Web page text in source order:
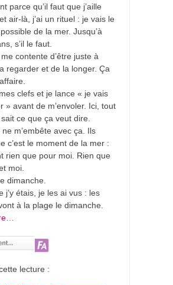
parce qu’il faut que j’aille
air-là, j’ai un rituel : je vais le
de la mer. Jusqu’à
s’il le faut.
contente d’être juste à
regarder et de la longer. Ça
clefs et je lance « je vais
» avant de m’envoler. Ici, tout
ce que ça veut dire.
m’embête avec ça. Ils
c’est le moment de la mer :
rien que pour moi. Rien que
moi.
dimanche.
j’y étais, je les ai vus : les
à la plage le dimanche.
lecture :